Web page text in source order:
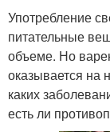
Употребление
питательные
объеме. Но
оказывается на
каких
есть ли